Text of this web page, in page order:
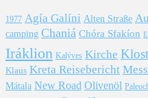
1977 Agía Galíni Alten Straße
camping Chaniá Chóra Sfakíon
Iráklion Kalýves Kirche
Klaus Kreta Reisebericht
Mátala New Road Olivenöl